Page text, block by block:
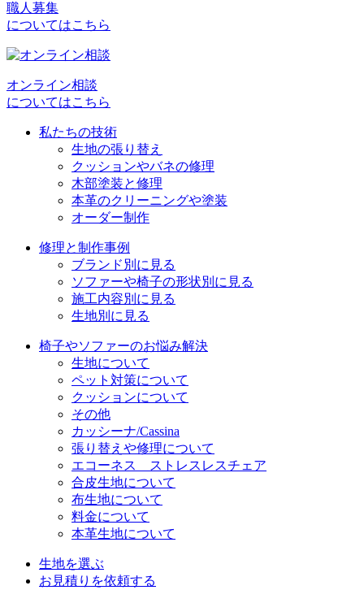
ナ
ビ
ー
職人募集
についてはこちら
オンライン相談
についてはこちら
私たちの技術
生地の張り替え
クッションやバネの修理
木部塗装と修理
本革のクリーニングや塗装
オーダー制作
修理と制作事例
ブランド別に見る
ソファーや椅子の形状別に見る
施工内容別に見る
生地別に見る
椅子やソファーのお悩み解決
生地について
ペット対策について
クッションについて
その他
カッシーナ/Cassina
張り替えや修理について
エコーネス ストレスレスチェア
合皮生地について
布生地について
料金について
本革生地について
生地を選ぶ
お見積りを依頼する